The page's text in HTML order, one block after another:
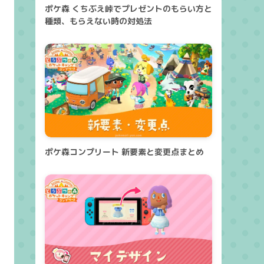
ポケ森 くちぶえ峠でプレゼントのもらい方と
種類、もらえない時の対処法
ポケ森コンプリート 新要素と変更点まとめ